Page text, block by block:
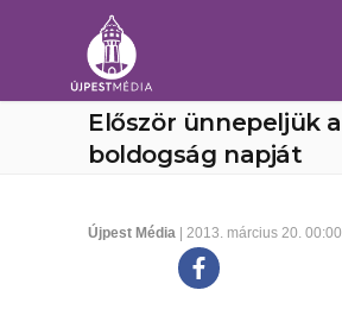
Először ünnepeljük a
boldogság napját
Újpest Média | 2013. március 20. 00:00